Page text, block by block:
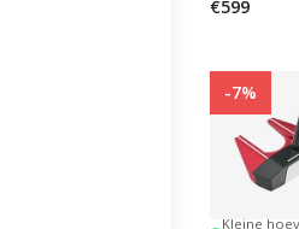
€599
-7%
Kleine